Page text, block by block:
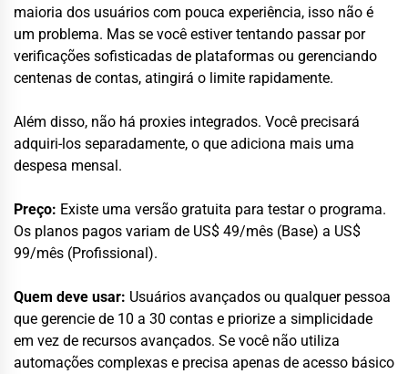
maioria dos usuários com pouca experiência, isso não é
um problema. Mas se você estiver tentando passar por
verificações sofisticadas de plataformas ou gerenciando
centenas de contas, atingirá o limite rapidamente.
Além disso, não há proxies integrados. Você precisará
adquiri-los separadamente, o que adiciona mais uma
despesa mensal.
Preço: Existe uma versão gratuita para testar o programa.
Os planos pagos variam de US$ 49/mês (Base) a US$
99/mês (Profissional).
Quem deve usar: Usuários avançados ou qualquer pessoa
que gerencie de 10 a 30 contas e priorize a simplicidade
em vez de recursos avançados. Se você não utiliza
automações complexas e precisa apenas de acesso básico